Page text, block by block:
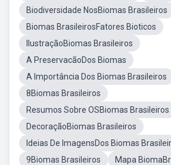
Biodiversidade NosBiomas Brasileiros
Biomas BrasileirosFatores Bioticos
IlustraçãoBiomas Brasileiros
A PreservacãoDos Biomas
A Importância Dos Biomas Brasileiros
8Biomas Brasileiros
Resumos Sobre OSBiomas Brasileiros
DecoraçãoBiomas Brasileiros
Ideias De ImagensDos Biomas
9Biomas Brasileiros
Mapa